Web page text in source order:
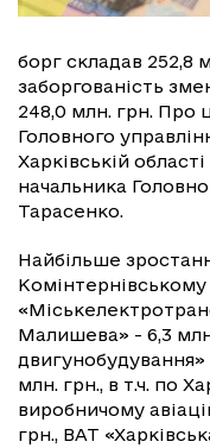
борг складав 252,8
заборгованість
248,0 млн. грн. Про
Головного
Харківській
начальника
Тарасенко.
Найбільше
Малишева» - 6,3
двигунобудування»
млн. грн., в т.ч. по
виробничому
грн., ВАТ